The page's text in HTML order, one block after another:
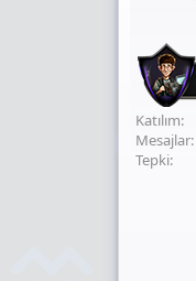
Katılım
Mesajlar
Tepki